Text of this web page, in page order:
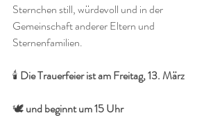
Sternchen still, würdevoll und in der
Gemeinschaft anderer Eltern und
Sternenfamilien.
🕯 Die Trauerfeier ist am Freitag, 13. März
🕊 und beginnt um 15 Uhr